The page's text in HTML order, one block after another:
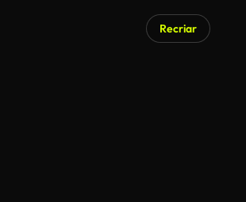
Recriar